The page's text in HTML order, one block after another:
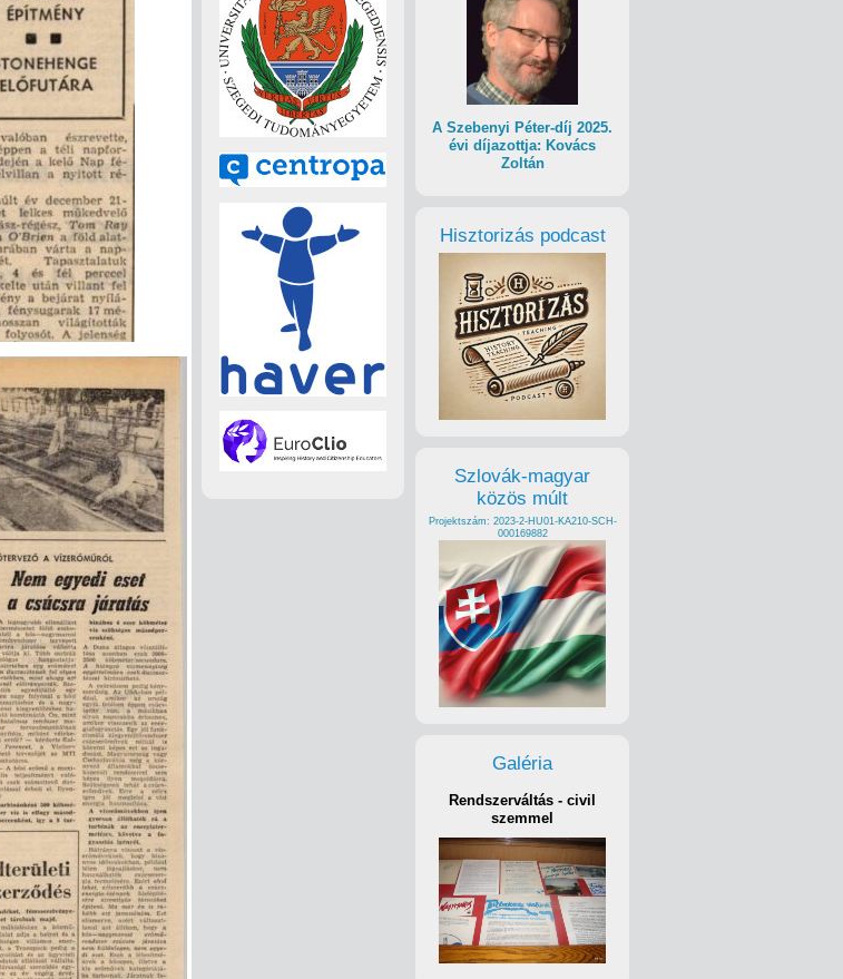
A Szebenyi Péter-díj 2025.
évi díjazottja: Kovács
Zoltán
Hisztorizás podcast
Szlovák-magyar
közös múlt
Projektszám: 2023-2-HU01-KA210-SCH-
000169882
Galéria
Rendszerváltás - civil
szemmel